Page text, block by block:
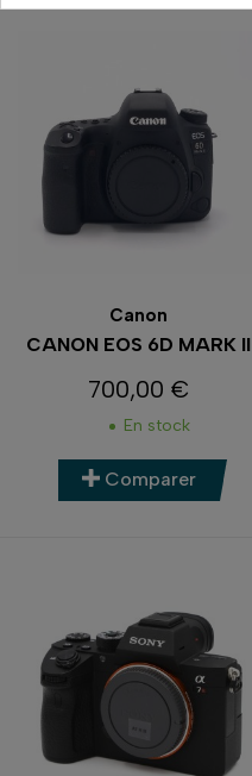
Canon
CANON EOS 6D MARK II
Prix
700,00 €
En stock
Comparer